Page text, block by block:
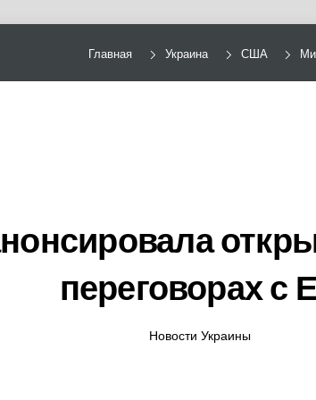
Главная Украина США
переговорах с
Новости Украины